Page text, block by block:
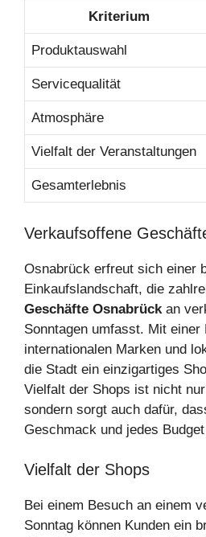
Kriterium
Produktauswahl
Servicequalität
Atmosphäre
Vielfalt der Veranstaltungen
Gesamterlebnis
Verkaufsoffene
Osnabrück erfreut sich einer
Einkaufslandschaft, die
Geschäfte Osnabrückan
Sonntagen umfasst. Mit einer
internationalen Marken und
die Stadt ein einzigartiges
Vielfalt der Shops ist nicht
sondern sorgt auch dafür,
Geschmack und jedes
Vielfalt der Shops
Bei einem Besuch an einem
Sonntag können Kunden ein